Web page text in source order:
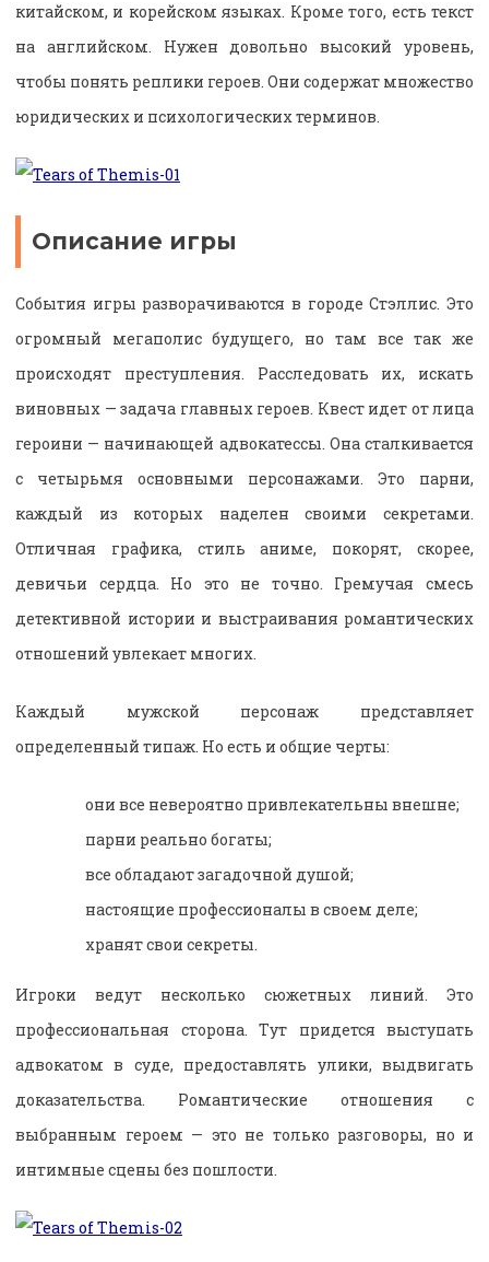
китайском, и корейском языках. Кроме того, есть текст
на английском. Нужен довольно высокий уровень,
чтобы понять реплики героев. Они содержат множество
юридических и психологических терминов.
Описание игры
События игры разворачиваются в городе Стэллис. Это
огромный мегаполис будущего, но там все так же
происходят преступления. Расследовать их, искать
виновных — задача главных героев. Квест идет от лица
героини — начинающей адвокатессы. Она сталкивается
с четырьмя основными персонажами. Это парни,
каждый из которых наделен своими секретами.
Отличная графика, стиль аниме, покорят, скорее,
девичьи сердца. Но это не точно. Гремучая смесь
детективной истории и выстраивания романтических
отношений увлекает многих.
Каждый мужской персонаж представляет
определенный типаж. Но есть и общие черты:
они все невероятно привлекательны внешне;
парни реально богаты;
все обладают загадочной душой;
настоящие профессионалы в своем деле;
хранят свои секреты.
Игроки ведут несколько сюжетных линий. Это
профессиональная сторона. Тут придется выступать
адвокатом в суде, предоставлять улики, выдвигать
доказательства. Романтические отношения с
выбранным героем — это не только разговоры, но и
интимные сцены без пошлости.